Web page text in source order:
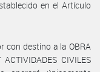
en el Artículo
con destino a la OBRA
CIVILES